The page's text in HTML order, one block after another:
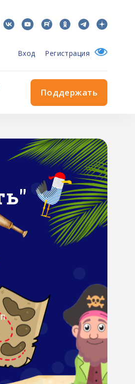
Вход Регистрация
Поддержать